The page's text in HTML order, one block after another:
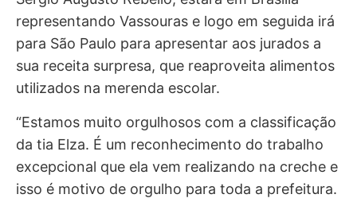
representando Vassouras e logo em seguida irá
para São Paulo para apresentar aos jurados a
sua receita surpresa, que reaproveita alimentos
utilizados na merenda escolar.
“Estamos muito orgulhosos com a classificação
da tia Elza. É um reconhecimento do trabalho
excepcional que ela vem realizando na creche e
isso é motivo de orgulho para toda a prefeitura.